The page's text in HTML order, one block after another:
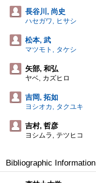
長谷川, 尚史
ハセガワ, ヒサシ
松本, 武
マツモト, タケシ
矢部, 和弘
ヤベ, カズヒロ
吉岡, 拓如
ヨシオカ, タクユキ
吉村, 哲彦
ヨシムラ, テツヒコ
Bibliographic Information